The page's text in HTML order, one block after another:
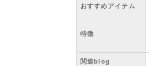
おすすめアイテム
特徴
関連blog